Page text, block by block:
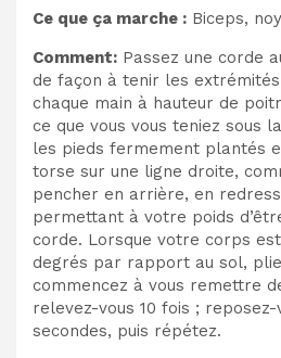
Ce que ça marche : Biceps,
Comment: Passez une corde
de façon à tenir les
chaque main à hauteur de
ce que vous vous teniez sous
les pieds fermement plantés
torse sur une ligne droite,
pencher en arrière, en
permettant à votre poids
corde. Lorsque votre corps
degrés par rapport au sol,
commencez à vous remettre
relevez-vous 10 fois ;
secondes, puis répétez.